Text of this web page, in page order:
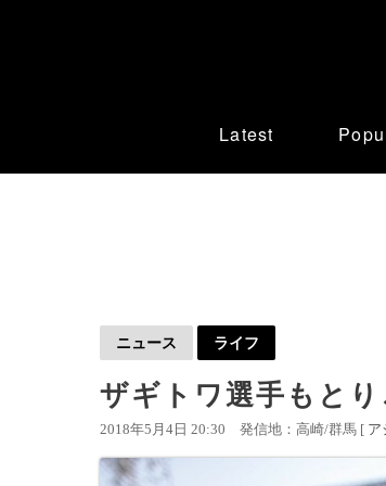
Latest
ニュース ライフ
ザギトワ選手もと
2018年5月4日 20:30 発信地：高崎/群馬 [ ア